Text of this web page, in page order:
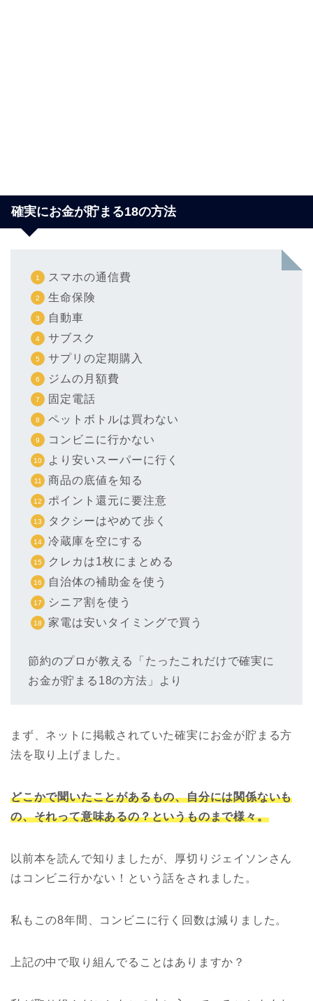
確実にお金が貯まる18の方法
スマホの通信費
生命保険
自動車
サブスク
サプリの定期購入
ジムの月額費
固定電話
ペットボトルは買わない
コンビニに行かない
より安いスーパーに行く
商品の底値を知る
ポイント還元に要注意
タクシーはやめて歩く
冷蔵庫を空にする
クレカは1枚にまとめる
自治体の補助金を使う
シニア割を使う
家電は安いタイミングで買う
節約のプロが教える「たったこれだけで確実に
お金が貯まる18の方法」より
まず、ネットに掲載されていた確実にお金が貯まる方
法を取り上げました。
どこかで聞いたことがあるもの、自分には関係ないも
の、それって意味あるの？というものまで様々。
以前本を読んで知りましたが、厚切りジェイソンさん
はコンビニ行かない！という話をされました。
私もこの8年間、コンビニに行く回数は減りました。
上記の中で取り組んでることはありますか？